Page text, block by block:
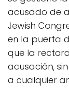
acusado de
Jewish
en la puerta
que la
acusación,
a cualquier